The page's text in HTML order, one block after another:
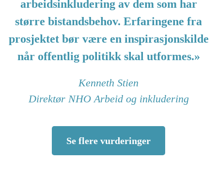
arbeidsinkludering av dem som har
større bistandsbehov. Erfaringene fra
prosjektet bør være en inspirasjonskilde
når offentlig politikk skal utformes.»
Kenneth Stien
Direktør NHO Arbeid og inkludering
Se flere vurderinger